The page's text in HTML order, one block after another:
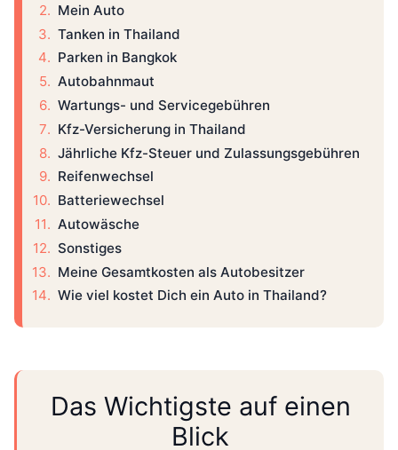
Mein Auto
Tanken in Thailand
Parken in Bangkok
Autobahnmaut
Wartungs- und Servicegebühren
Kfz-Versicherung in Thailand
Jährliche Kfz-Steuer und Zulassungsgebühren
Reifenwechsel
Batteriewechsel
Autowäsche
Sonstiges
Meine Gesamtkosten als Autobesitzer
Wie viel kostet Dich ein Auto in Thailand?
Das Wichtigste auf einen
Blick